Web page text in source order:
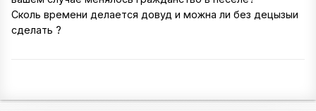
Сколь времени делается довуд и можна ли без децызыи
сделать ?